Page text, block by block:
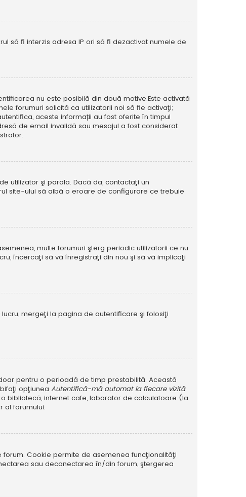
să fi interzis adresa IP ori să fi dezactivat numele de
nu este posibilă din două motive.Este activată
forumuri solicită ca utilizatorii noi să fie activaţi;
aceste informații au fost oferite în timpul
de email invalidă sau mesajul a fost considerat
utilizator şi parola. Dacă da, contactaţi un
site-ului să aibă o eroare de configurare ce trebuie
multe forumuri şterg periodic utilizatorii ce nu
încercaţi să vă înregistraţi din nou şi să vă implicaţi
mergeţi la pagina de autentificare şi folosiţi
pentru o perioadă de timp prestabilită. Această
opţiunea Autentifică-mă automat la fiecare vizită
bibliotecă, internet cafe, laborator de calculatoare (la
al forumului.
Cookie permite de asemenea funcţionalităţi
sau deconectarea în/din forum, ştergerea